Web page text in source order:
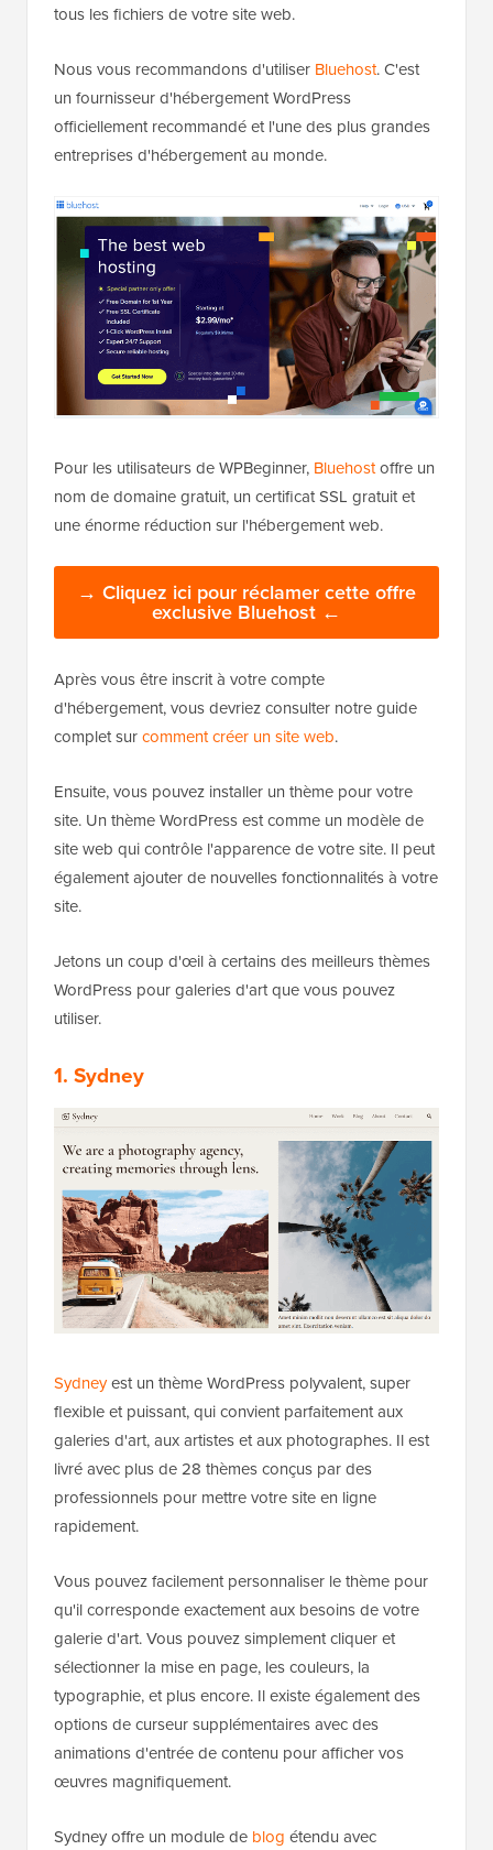
tous les fichiers de votre site web.
Nous vous recommandons d'utiliser Bluehost. C'est
un fournisseur d'hébergement WordPress
officiellement recommandé et l'une des plus grandes
entreprises d'hébergement au monde.
Pour les utilisateurs de WPBeginner, Bluehostoffre un
nom de domaine gratuit, un certificat SSL gratuit et
une énorme réduction sur l'hébergement web.
→ Cliquez ici pour réclamer cette offre
exclusive Bluehost ←
Après vous être inscrit à votre compte
d'hébergement, vous devriez consulter notre guide
complet surcomment créer un site web.
Ensuite, vous pouvez installer un thème pour votre
site. Un thème WordPress est comme un modèle de
site web qui contrôle l'apparence de votre site. Il peut
également ajouter de nouvelles fonctionnalités à votre
site.
Jetons un coup d'œil à certains des meilleurs thèmes
WordPress pour galeries d'art que vous pouvez
utiliser.
1. Sydney
Sydneyest un thème WordPress polyvalent, super
flexible et puissant, qui convient parfaitement aux
galeries d'art, aux artistes et aux photographes. Il est
livré avec plus de 28 thèmes conçus par des
professionnels pour mettre votre site en ligne
rapidement.
Vous pouvez facilement personnaliser le thème pour
qu'il corresponde exactement aux besoins de votre
galerie d'art. Vous pouvez simplement cliquer et
sélectionner la mise en page, les couleurs, la
typographie, et plus encore. Il existe également des
options de curseur supplémentaires avec des
animations d'entrée de contenu pour afficher vos
œuvres magnifiquement.
Sydney offre un module de blog étendu avec